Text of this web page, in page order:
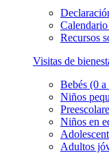
Recursos
Visitas de
Bebés (0 a
Niños
Niños en
Adultos